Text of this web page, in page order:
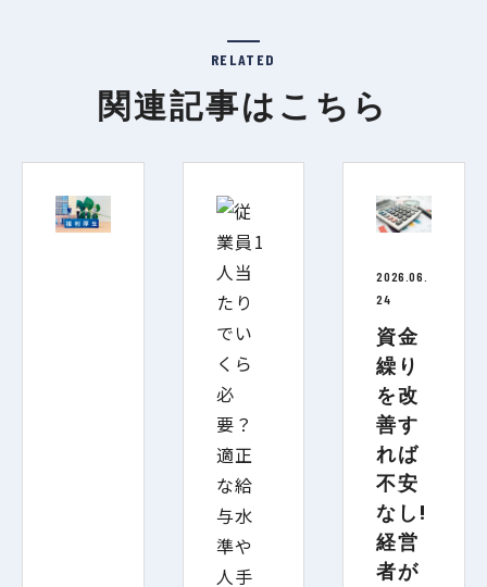
RELATED
関連記事はこちら
2026.06.
24
資金
繰り
を改
善す
れば
不安
なし!
経営
者が